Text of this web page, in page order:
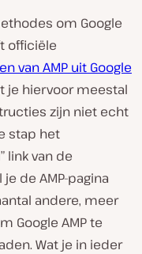
om Google
officiële
van AMP uit Google
je hiervoor meestal
zijn niet echt
stap het
link van de
de AMP-pagina
andere, meer
Google AMP te
Wat je in ieder